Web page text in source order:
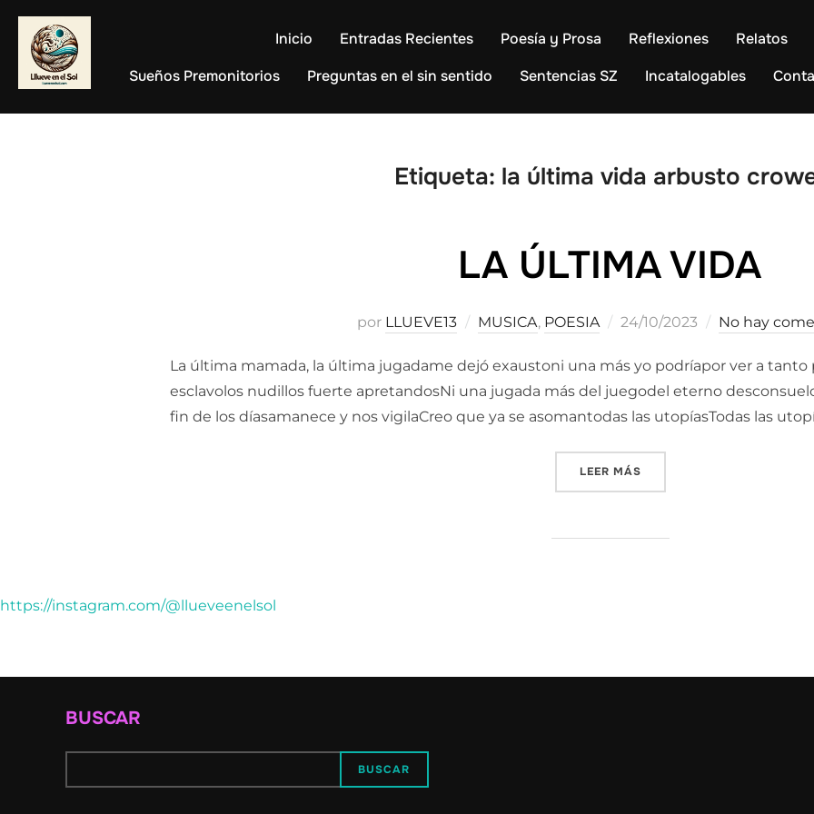
contenido
Inicio Entradas Recientes Poesía y Prosa Reflexiones Relatos
Sueños Premonitorios
Preguntas en el sin sentido Sentencias SZ Incatalogables
Etiqueta: la última vida arbusto
LA ÚLTIMA VIDA
por LLUEVE13 MUSICA, POESIA
Publicado
24/10/2023 No hay
La última mamada, la última jugadame dejó exaustoni una más yo podríapor ver a tanto
esclavolos nudillos fuerte apretandosNi una jugada más del juegodel eterno
fin de los díasamanece y nos vigilaCreo que ya se asomantodas las utopíasTodas las
LEER MÁS
https://instagram.com/@llueveenelsol
BUSCAR
BUSCAR